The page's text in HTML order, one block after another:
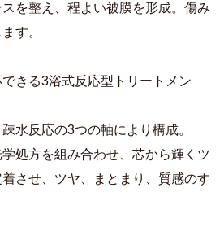
を整え、程よい被膜を形成。傷み
す。
きる3浴式反応型トリートメン
水反応の3つの軸により構成。
処方を組み合わせ、芯から輝くツ
させ、ツヤ、まとまり、質感のす